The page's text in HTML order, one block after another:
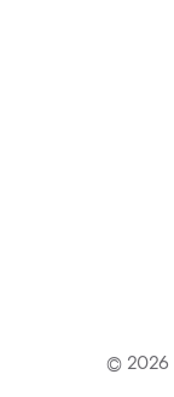
© 2026